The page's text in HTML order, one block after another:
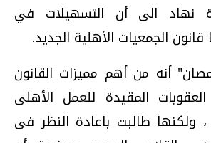
نهاد الى أن التسهيلات في
قانون الجمعيات الأهلية الجديد.
أنه من أهم مميزات القانون
المقيدة للعمل الأهلى
، ولكنها طالبت باعادة النظر فى